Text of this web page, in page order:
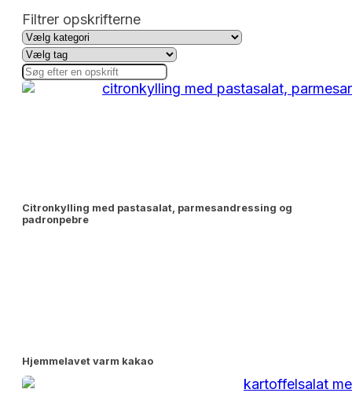
Filtrer opskrifterne
Citronkylling med pastasalat, parmesandressing og
padronpebre
Hjemmelavet varm kakao